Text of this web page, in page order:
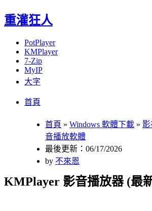
重灌狂人
PotPlayer
KMPlayer
7-Zip
MyIP
大字
首頁
首頁 » Windows 軟體下載 »
音播放軟體
最後更新：06/17/2026
by 不來恩
KMPlayer 影音播放器 (最